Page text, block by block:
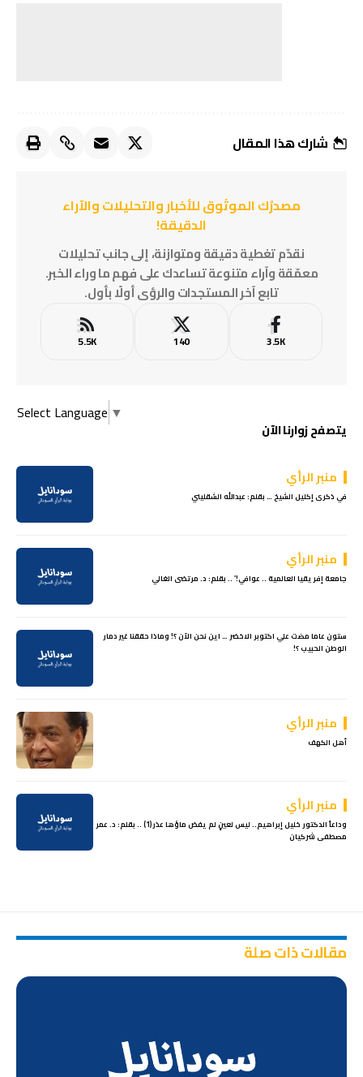
شارك هذا المقال
مصدرُك الموثوق للأخبار والتحليلات والآراء
الدقيقة!
نقدّم تغطية دقيقة ومتوازنة، إلى جانب تحليلات
معمّقة وآراء متنوعة تساعدك على فهم ما وراء الخبر.
تابع آخر المستجدات والرؤى أولًا بأول.
3.5K
140
5.5K
Select Language ▼
يتصفح زوارنا الآن
منبر الرأي
في ذكرى إكليل الشيخ … بقلم: عبدالله الشقليني
منبر الرأي
جامعة إفريقيا العالمية .. عوافي!’ .. بقلم: د. مرتضى الغالي
ستون عاما مضت علي اكتوبر الاخضر … اين نحن الآن ؟! وماذا حققنا غير دمار
الوطن الحبيب ؟!
منبر الرأي
أهل الكهف
منبر الرأي
وداعاً الدكتور خليل إبراهيم.. ليس لعينٍ لم يفض ماؤها عذر(1) .. بقلم: د. عمر
مصطفى شركيان
مقالات ذات صلة